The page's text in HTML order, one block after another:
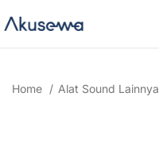
Home Alat Sound Lainnya